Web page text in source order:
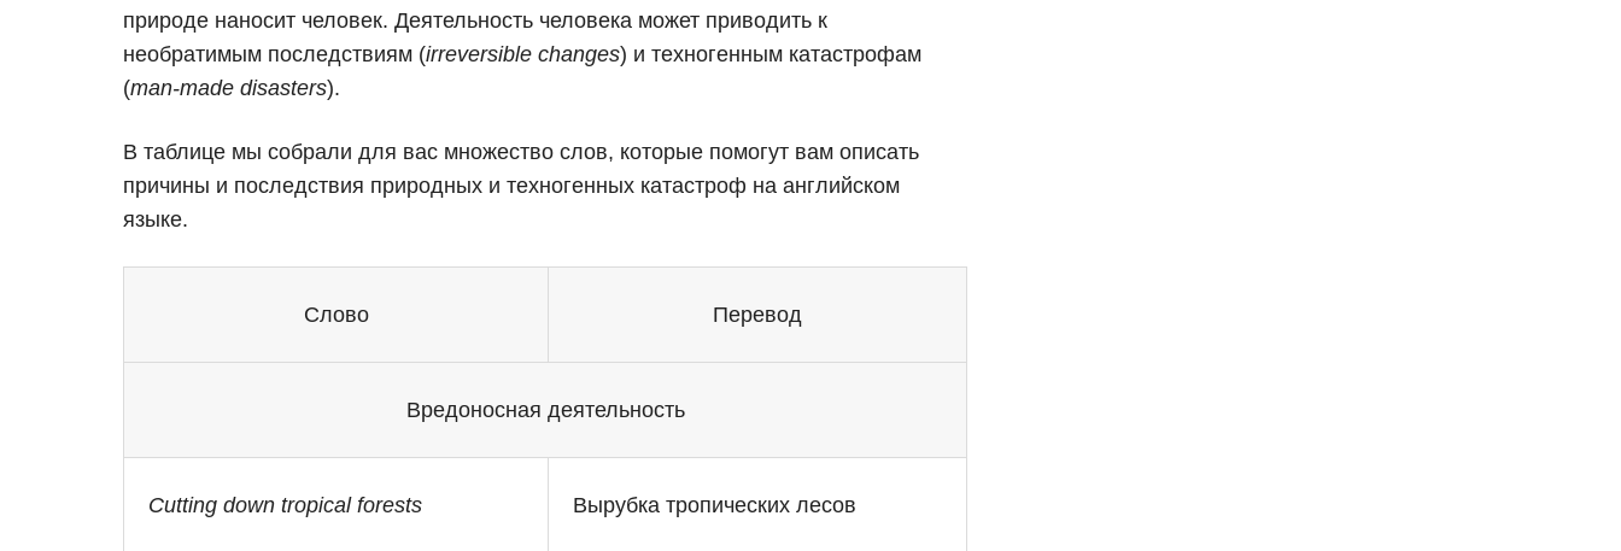
природе наносит человек. Деятельность человека может приводить к
необратимым последствиям (irreversible changes) и техногенным катастрофам
(man-made disasters).
В таблице мы собрали для вас множество слов, которые помогут вам описать
причины и последствия природных и техногенных катастроф на английском
языке.
Слово Перевод
Вредоносная деятельность
Cutting down tropical forests Вырубка тропических лесов